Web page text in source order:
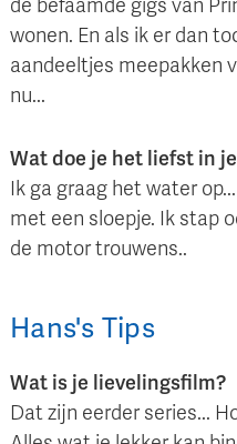
de befaamde gigs van
wonen. En als ik er dan
aandeeltjes meepakken
nu...
Wat doe je het liefst in
Ik ga graag het water
met een sloepje. Ik stap
de motor trouwens..
Hans's Tips
Wat is je lievelingsfilm?
Dat zijn eerder series...